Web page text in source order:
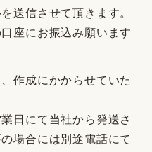
送信させて頂きます。
にお振込み願います
作成にかからせていた
にて当社から発送さ
場合には別途電話にて